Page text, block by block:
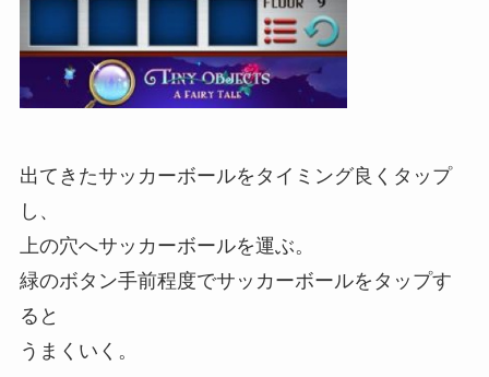
出てきたサッカーボールをタイミング良くタップ
し、
上の穴へサッカーボールを運ぶ。
緑のボタン手前程度でサッカーボールをタップす
ると
うまくいく。